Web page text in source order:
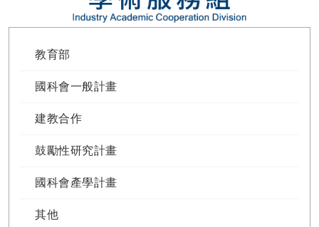
教育部
國科會一般計畫
建教合作
鼓勵性研究計畫
國科會產學計畫
其他